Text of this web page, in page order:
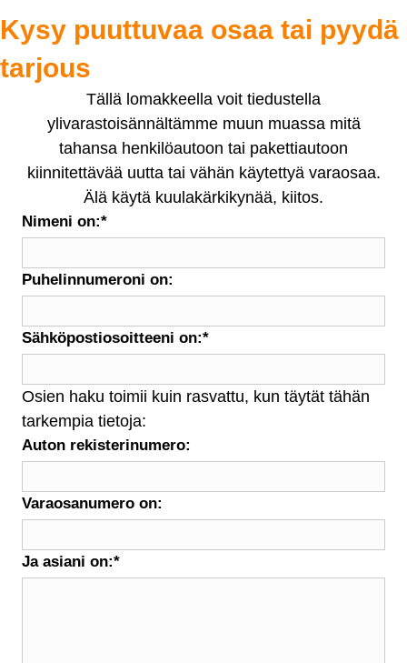
Kysy puuttuvaa osaa tai pyydä
tarjous
Tällä lomakkeella voit tiedustella
ylivarastoisännältämme muun muassa mitä
tahansa henkilöautoon tai pakettiautoon
kiinnitettävää uutta tai vähän käytettyä varaosaa.
Älä käytä kuulakärkikynää, kiitos.
Nimeni on:*
Puhelinnumeroni on:
Sähköpostiosoitteeni on:*
Osien haku toimii kuin rasvattu, kun täytät tähän
tarkempia tietoja:
Auton rekisterinumero:
Varaosanumero on:
Ja asiani on:*